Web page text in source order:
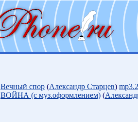
Вечный спор (Александр Старцев)
ВОЙНА (с муз.оформлением) (